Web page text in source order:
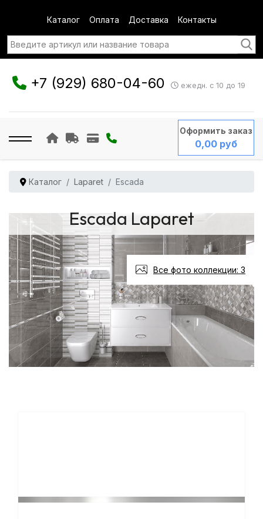
Каталог Оплата Доставка Контакты
+7 (929) 680-04-60 ежедн. с 10 до 19
Оформить заказ
0,00 руб
Каталог Laparet Escada
Escada Laparet
Все фото коллекции: 3